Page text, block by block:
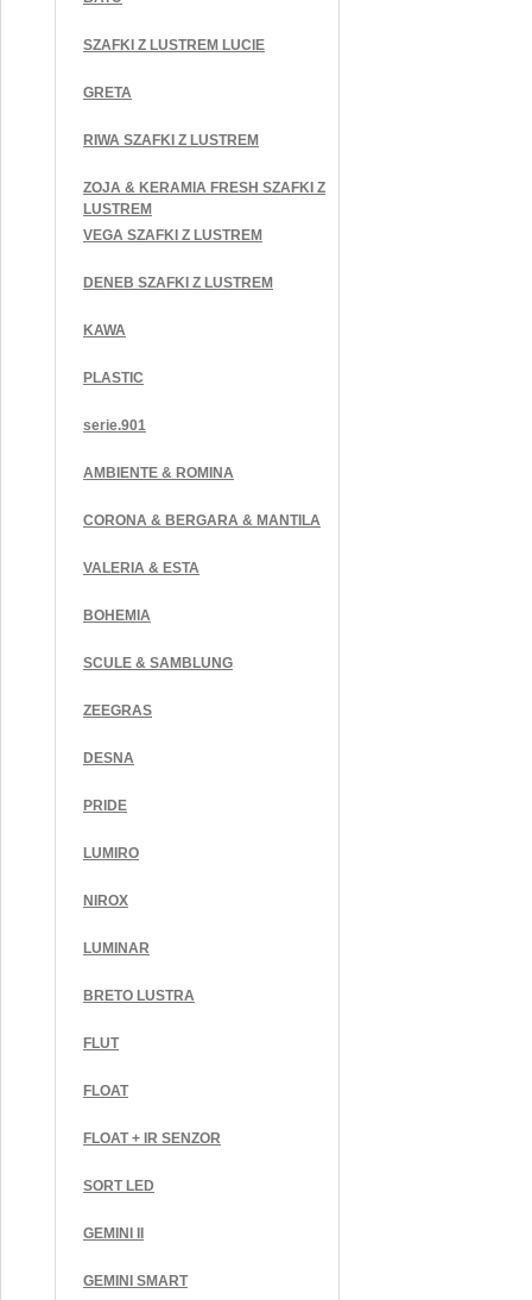
SZAFKI Z LUSTREM LUCIE
GRETA
RIWA SZAFKI Z LUSTREM
ZOJA & KERAMIA FRESH SZAFKI Z
LUSTREM
VEGA SZAFKI Z LUSTREM
DENEB SZAFKI Z LUSTREM
KAWA
PLASTIC
serie.901
AMBIENTE & ROMINA
CORONA & BERGARA & MANTILA
VALERIA & ESTA
BOHEMIA
SCULE & SAMBLUNG
ZEEGRAS
DESNA
PRIDE
LUMIRO
NIROX
LUMINAR
BRETO LUSTRA
FLUT
FLOAT
FLOAT + IR SENZOR
SORT LED
GEMINI II
GEMINI SMART